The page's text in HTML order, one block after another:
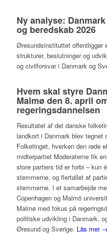
Ny analyse:
og beredskab 2026
Øresundsinstituttet offentliggør
strukturer, beslutninger og
og civilforsvar i Danmark og
Hvem skal styre
Malmø den 8. april
regeringsdannelsen
Resultatet af det danske
landkort i Danmark blev tegnet
Folketinget, hverken den røde
midterpartiet Moderaterne fik
store partiers tid er forbi – kun
stemmerne, og flertallet af
stemmerne. I et samarbejde
Copenhagen og Malmö
Malmø med fokus på
politiske udvikling i Danmark,
Øresund og Sverige. Läs mer →